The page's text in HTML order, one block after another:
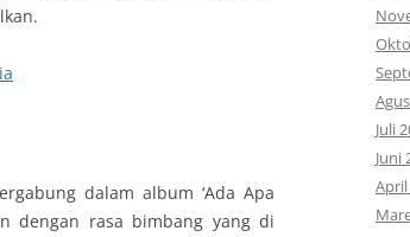
dalam album ‘Ada Apa
dengan rasa bimbang yang di
Juli
Juni